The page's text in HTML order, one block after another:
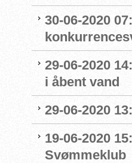
30-06-2020
29-06-2020
i åbent vand
29-06-2020
19-06-2020
Svømmeklub